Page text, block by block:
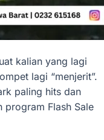
kalian yang lagi
lagi “menjerit”.
paling hits dan
program Flash Sale